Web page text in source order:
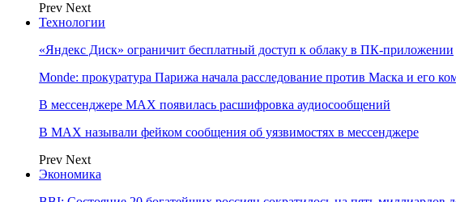
Prev Next
Технологии
«Яндекс Диск» ограничит бесплатный доступ к облаку в ПК-приложении
Monde: прокуратура Парижа начала расследование против Маска и его
В мессенджере MAX появилась расшифровка аудиосообщений
В МAX называли фейком сообщения об уязвимостях в мессенджере
Prev Next
Экономика